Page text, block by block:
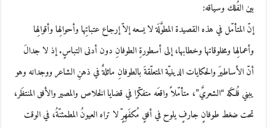
بين الفُلك وسياقه:
إنّ المتأمّل في هذه القصيدة المطوَّلَة لا يسعه إلاّ إرجاع عتباتِها وأحوالِها وأقوالِها
وأعمالِها ومخلوقاتها وخطابها، إلى أسطورةِ الطوفانِ دون أدنى التباسٍ. إذ لا جدالَ
أنّ الأساطيرَ والحكايات الدينيّة المتعلّقةَ بالطوفانِ ماثلةٌ في ذهنِ الشاعر ووجدانه وهو
يبني فُلكَه “الشعريَّ”، متأمّلاً واقعَه متفكّرا في قضايا الخلاص والمصير والأفق المنتظَر،
تحت ضغط طوفانٍ جارفٍ يلوح في أفقٍ مُكفَهِرٍّ لا تراه العيونُ المطمئنّةُ، في الوقت